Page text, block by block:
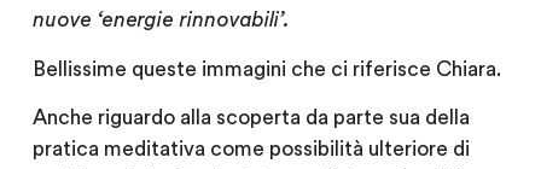
nuove ‘energie rinnovabili’.
Bellissime queste immagini che ci riferisce Chiara.
Anche riguardo alla scoperta da parte sua della
pratica meditativa come possibilità ulteriore di